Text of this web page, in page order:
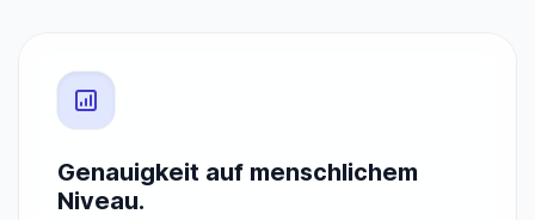
Genauigkeit auf menschlichem
Niveau.